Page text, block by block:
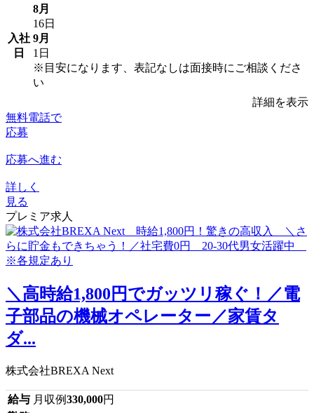
入社
日
8月
16日
9月
1日
※目安になります、表記なしは面接時にご相談くださ
い
詳細を表示
無料電話で
応募
応募へ進む
詳しく
見る
プレミア求人
＼高時給1,800円でガッツリ稼ぐ！／電
子部品の機械オペレーター／家賃タ
ダ...
株式会社BREXA Next
給与 月収例330,000円